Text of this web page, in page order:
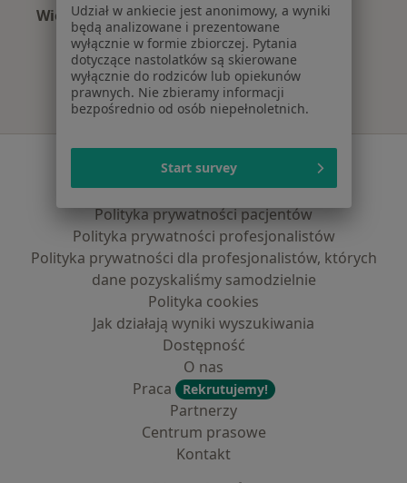
Więcej (15)
Więcej w kategorii: Najczęście leczone
Regulamin
Polityka prywatności pacjentów
Polityka prywatności profesjonalistów
Polityka prywatności dla profesjonalistów, których
dane pozyskaliśmy samodzielnie
Polityka cookies
Jak działają wyniki wyszukiwania
Dostępność
O nas
Praca
Rekrutujemy!
Partnerzy
Centrum prasowe
Kontakt
Udział w ankiecie jest anonimowy, a wyniki
będą analizowane i prezentowane
wyłącznie w formie zbiorczej. Pytania
dotyczące nastolatków są skierowane
wyłącznie do rodziców lub opiekunów
prawnych. Nie zbieramy informacji
bezpośrednio od osób niepełnoletnich.
Start survey